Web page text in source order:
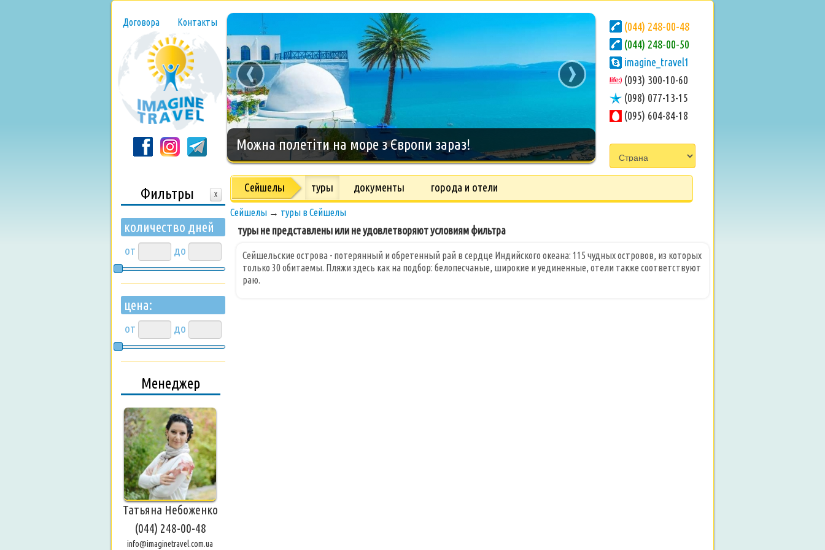
Договора Контакты
Новогодний тур на о.Занзибар, 8 дней
‹ ›
(044) 248-00-48
(044) 248-00-50
imagine_travel1
(093) 300-10-60
(098) 077-13-15
(095) 604-84-18
Фильтры X
количество дней
от до
цена:
от до
Менеджер
Татьяна Небоженко
(044) 248-00-48
info@imaginetravel.com.ua
Сейшелы туры документы города и отели
Сейшелы → туры в Сейшелы
туры не представлены или не удовлетворяют условиям фильтра
Сейшельские острова - потерянный и обретенный рай в сердце Индийского океана: 115 чудных островов, из которых
только 30 обитаемы. Пляжи здесь как на подбор: белопесчаные, широкие и уединенные, отели также соответствуют
раю.